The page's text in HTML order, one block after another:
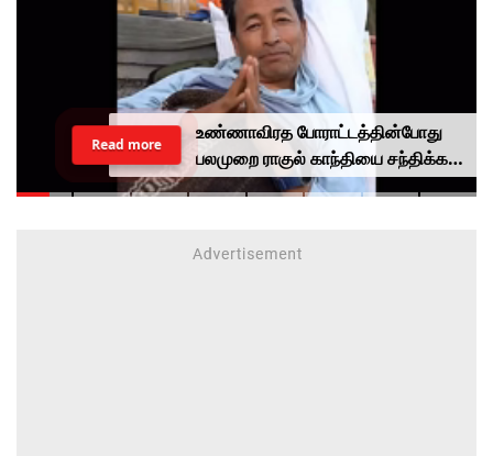
உண்ணாவிரத போராட்டத்தின்போது
பலமுறை ராகுல் காந்தியை சந்திக்க
முயன்றாரா சோனம் வாங்சுக்
Read more